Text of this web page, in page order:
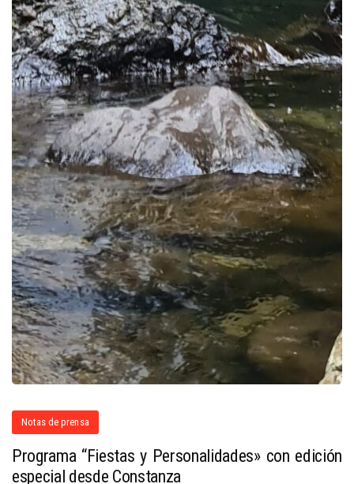
Notas de prensa
Programa “Fiestas y Personalidades» con edición
especial desde Constanza